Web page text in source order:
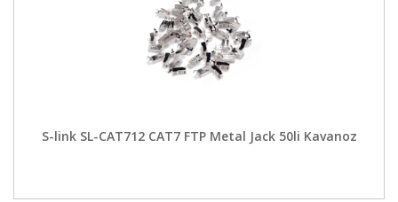
S-link SL-CAT712 CAT7 FTP Metal Jack 50li Kavanoz